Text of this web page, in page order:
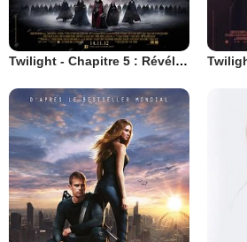
Twilight - Chapitre 5 : Révélation 2e partie